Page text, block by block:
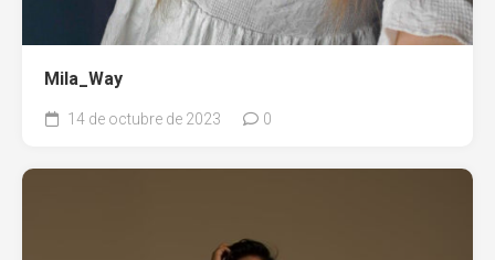
Mila_Way
14 de octubre de 2023 0